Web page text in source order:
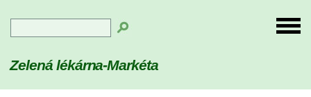
Zelená lékárna-Markéta